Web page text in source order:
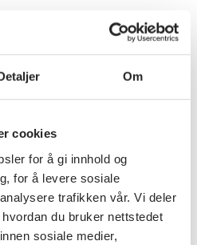
Om
cookies
for å gi innhold og
for å levere sosiale
trafikken vår. Vi deler
du bruker nettstedet
sosiale medier,
å snakke om døden.
at døden nærmer seg
og de pårørende å snakke
har definert sju